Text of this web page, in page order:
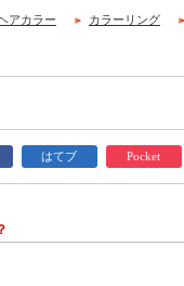
アカラー カラーリング
はてブ Pocket